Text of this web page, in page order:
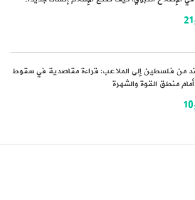
من فلسطين إلى الملاعب: قراءة مقاصدية في سقوط
منطق القوة والشهرة